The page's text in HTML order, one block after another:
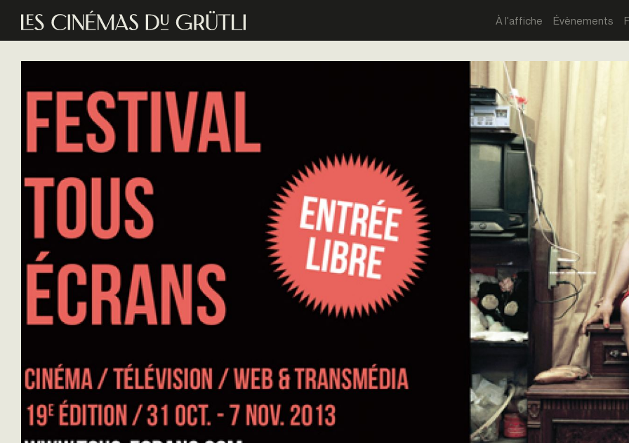
Aller au contenu principal
À l'affiche Évènements